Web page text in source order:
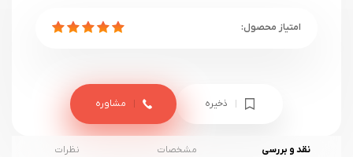
ذخیره مشاوره
نقد و بررسی مشخصات نظرات